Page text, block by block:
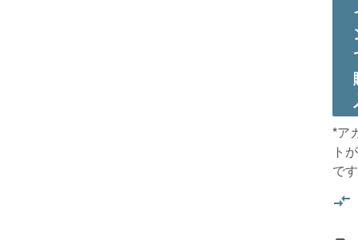
*ア
ト
です